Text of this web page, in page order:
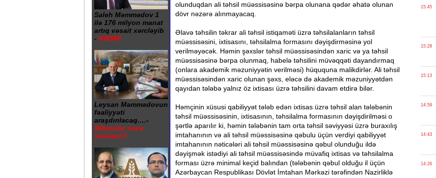
Saleh Məmmədov 1
ilə 176 milyon manat
artıq vəsait xərcləyib
- RƏSMİ
Leysan Məmmədovun
fəaliyyəti
araşdırılacaq….-
Milyonlar necə
xərclənir?
olunduqdan ali təhsil müəssisəsinə bərpa olunana qədər əhatə olunan
dövr nəzərə alınmayacaq.
Əlavə təhsilin təkrar ali təhsil istiqaməti üzrə təhsilalanların təhsil
müəssisəsini, ixtisasını, təhsilalma formasını dəyişdirməsinə yol
verilməyəcək. Həmin şəxslər təhsil müəssisəsindən xaric və ya təhsil
müəssisəsinə bərpa olunmaq, habelə təhsilini müvəqqəti dayandırmaq
(onlara akademik məzuniyyətin verilməsi) hüququna malikdirlər. Ali təhsil
müəssisəsindən xaric olunan şəxs, eləcə də akademik məzuniyyətdən
qayıdan tələbə yalnız öz ixtisası üzrə təhsilini davam etdirə bilər.
Həmçinin xüsusi qabiliyyət tələb edən ixtisas üzrə təhsil alan tələbənin
təhsil müəssisəsinin, ixtisasının, təhsilalma formasının dəyişdirilməsi o
şərtlə aparılır ki, həmin tələbənin tam orta təhsil səviyyəsi üzrə buraxılış
imtahanının və ali təhsil müəssisəsinə qəbulu üçün verdiyi qabiliyyət
imtahanının nəticələri ali təhsil müəssisəsinə qəbul olunduğu ildə
dəyişmək istədiyi ali təhsil müəssisəsində müvafiq ixtisas və təhsilalma
forması üzrə minimal keçid balından (tələbənin qəbul olduğu il üçün
Azərbaycan Respublikası Dövlət İmtahan Mərkəzi tərəfindən Nazirliklə
15:45
15:28
15:13
14:59
14:43
14:26